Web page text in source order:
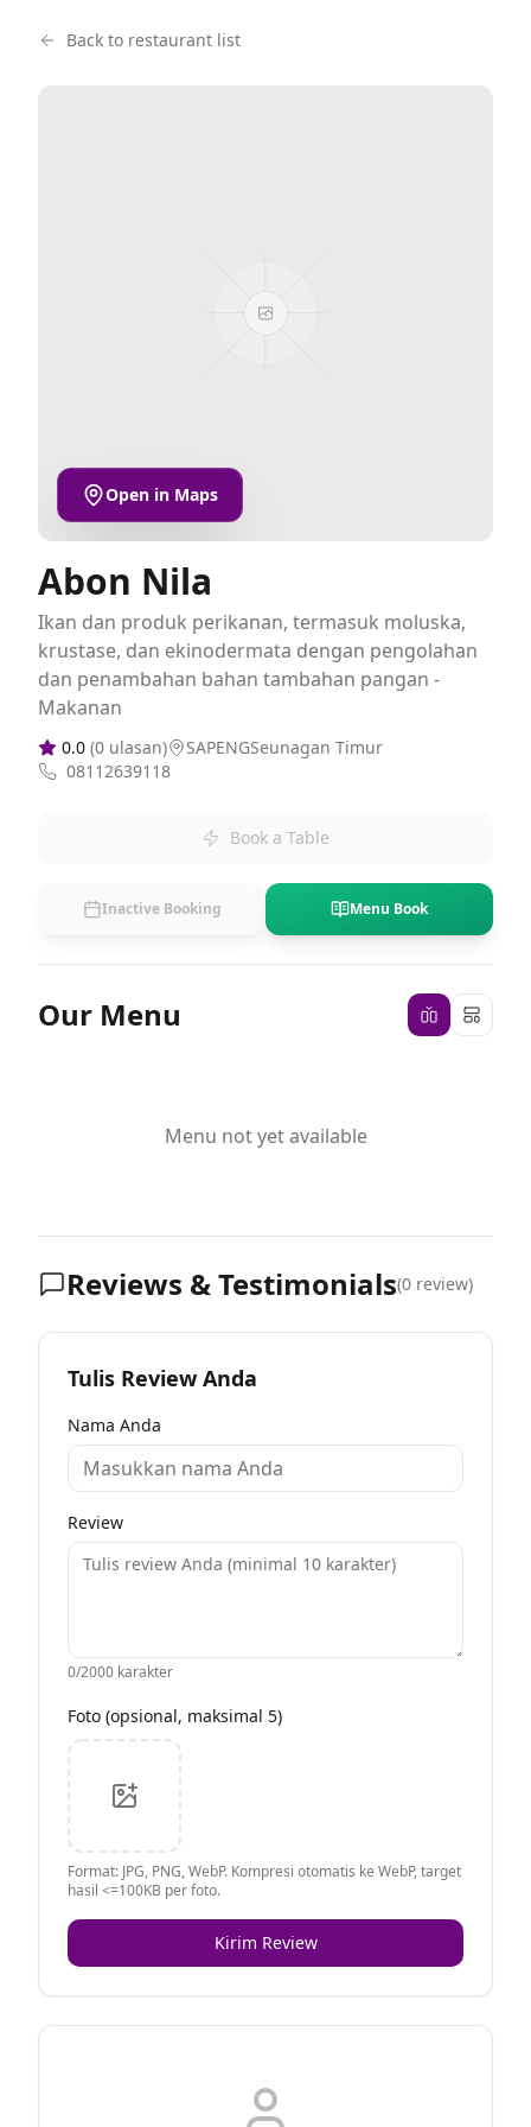
Back to restaurant list
Open in Maps
Abon Nila
Ikan dan produk perikanan, termasuk moluska,
krustase, dan ekinodermata dengan pengolahan
dan penambahan bahan tambahan pangan -
Makanan
0.0 (0 ulasan)
SAPENGSeunagan Timur
08112639118
Book a Table
Inactive Booking Menu Book
Our Menu
Menu not yet available
Reviews & Testimonials(0 review)
Tulis Review Anda
Nama Anda
Review
0/2000 karakter
Foto (opsional, maksimal 5)
Format: JPG, PNG, WebP. Kompresi otomatis ke WebP, target
hasil <=100KB per foto.
Kirim Review